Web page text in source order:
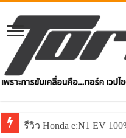
รีวิว Honda e:N1 EV